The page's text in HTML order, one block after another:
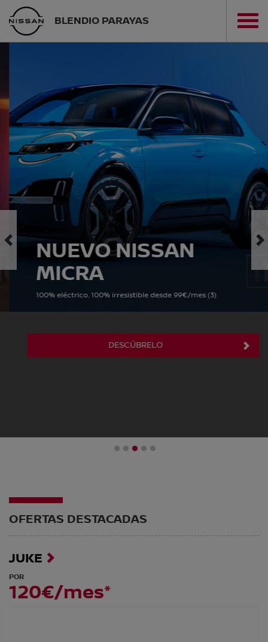
BLENDIO PARAYAS
NUEVO NISSAN
MICRA
100% eléctrico. 100% irresistible desde 99€/mes (3)
DESCÚBRELO
1 2 3 4 5
OFERTAS DESTACADAS
JUKE
POR
120€/mes*